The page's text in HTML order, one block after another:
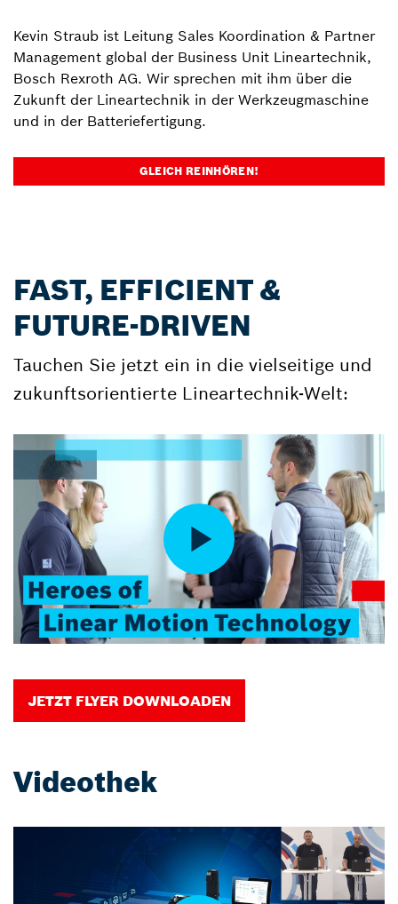
Kevin Straub ist Leitung Sales Koordination & Partner
Management global der Business Unit Lineartechnik,
Bosch Rexroth AG. Wir sprechen mit ihm über die
Zukunft der Lineartechnik in der Werkzeugmaschine
und in der Batteriefertigung.
GLEICH REINHÖREN!
FAST, EFFICIENT &
FUTURE-DRIVEN
Tauchen Sie jetzt ein in die vielseitige und
zukunftsorientierte Lineartechnik-Welt:
JETZT FLYER DOWNLOADEN
Videothek